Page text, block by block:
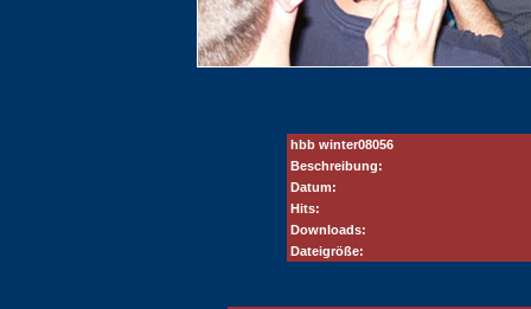
hbb winter08056
Beschreibung:
Datum:
Hits:
Downloads:
Dateigröße: